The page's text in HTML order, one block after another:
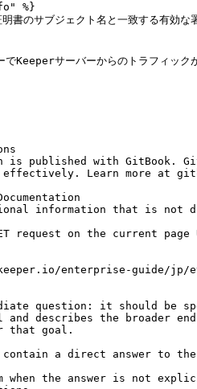
%}
書のサブジェクト名と一致する有効
ーでKeeperサーバーからのトラフ
is published with GitBook.
Learn more at
information that is not
request on the current
enterprise-guide/jp/
question: it should be
describes the broader
that goal.
a direct answer to
when the answer is not